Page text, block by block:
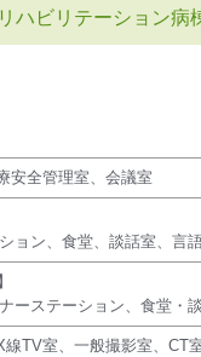
ハビリテーション病
安全管理室、会議室
ョン、食堂、談話室、言
ーステーション、食堂・
TV室、一般撮影室、